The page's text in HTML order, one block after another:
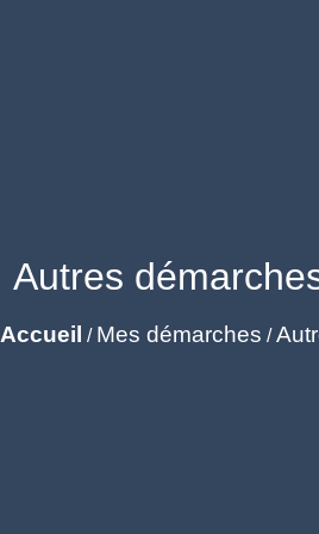
Autres
Accueil / Mes démarches /